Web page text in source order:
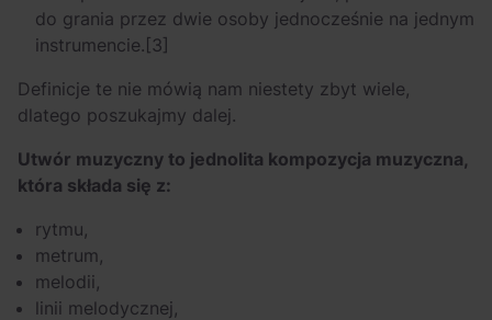
do grania przez dwie osoby jednocześnie na jednym
instrumencie.[3]
Definicje te nie mówią nam niestety zbyt wiele,
dlatego poszukajmy dalej.
Utwór muzyczny to jednolita kompozycja muzyczna,
która składa się z:
rytmu,
metrum,
melodii,
linii melodycznej,